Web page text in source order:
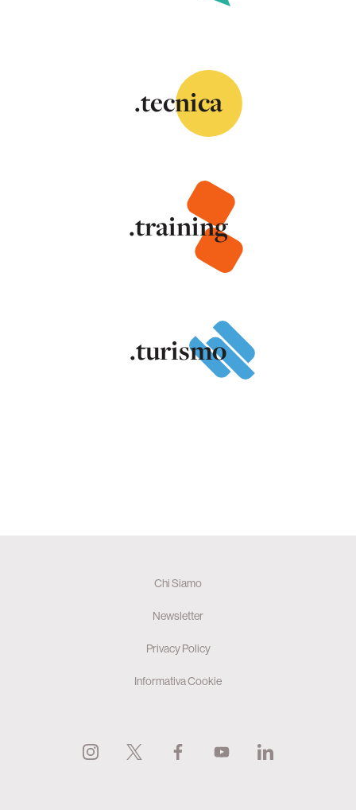
.tecnica
.training
.turismo
Chi Siamo
Newsletter
Privacy Policy
Informativa Cookie